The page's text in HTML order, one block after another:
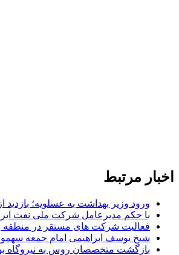
اخبار مرتبط
ورود وزیر بهداشت به عسلویه؛
با حکم مدیرعامل شرکت ملی نفت
فعالیت شرکت های مستقر در منطقه
شیخ یوسف ابراهیمی امام جمعه سهموجنوبی در خطبه جمعه ۱۹ تیرماه ۱۴۰۵: دعوت
بازگشت متخصصان روس به نیروگاه